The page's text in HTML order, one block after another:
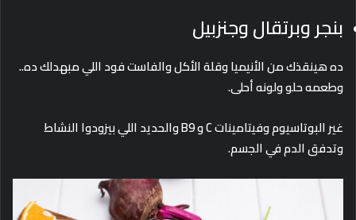
بنجر وبرتقال وجنزبيل
ده هينقذك من الأنيميا وقلة الأكل والفاست فود اللي مبهدلك ده..
وطعمه حلو ولونه أحلى.
غير البوتاسيوم وفيتامينات C و B9 والحديد اللي بيزودوا النشاط
وتدفق الدم في الجسم.